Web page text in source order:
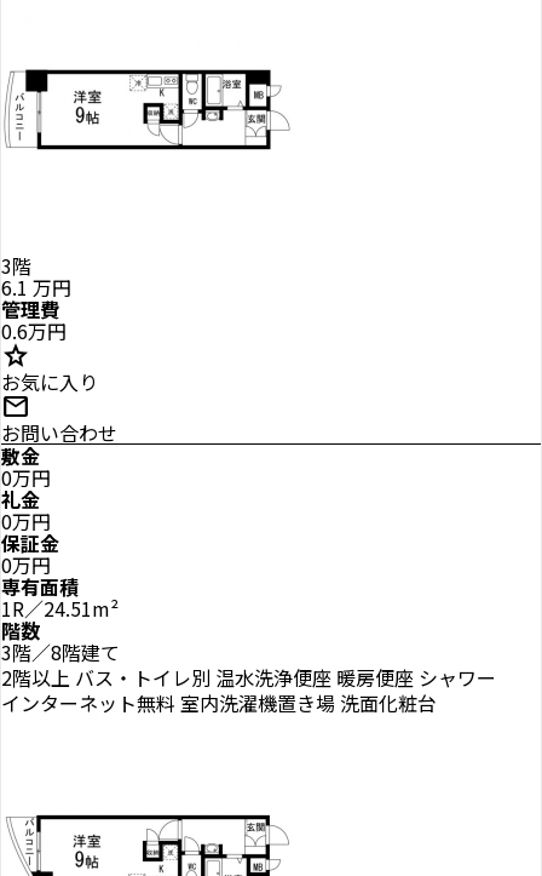
3階
6.1 万円
管理費
0.6万円
star
お気に入り
mail
お問い合わせ
敷金
0万円
礼金
0万円
保証金
0万円
専有面積
1R／24.51m²
階数
3階／8階建て
2階以上 バス・トイレ別 温水洗浄便座 暖房便座 シャワー
インターネット無料 室内洗濯機置き場 洗面化粧台